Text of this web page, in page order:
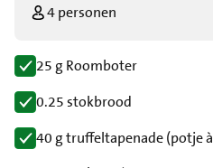
4 personen
25 g Roomboter
0.25 stokbrood
40 g truffeltapenade (potje